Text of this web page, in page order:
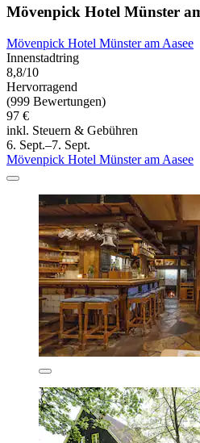
Mövenpick Hotel Münster
Mövenpick Hotel Münster am Aasee
Innenstadtring
8,8/10
Hervorragend
(999 Bewertungen)
97 €
inkl. Steuern & Gebühren
6. Sept.–7. Sept.
Mövenpick Hotel Münster am Aasee